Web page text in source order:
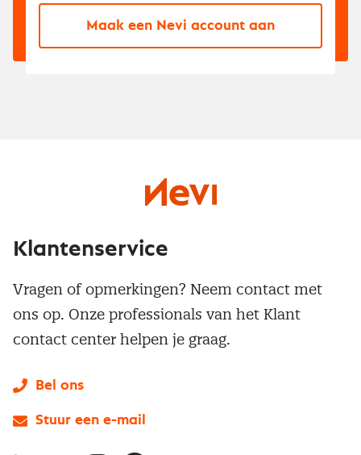
Maak een Nevi account aan
Klantenservice
Vragen of opmerkingen? Neem contact met
ons op. Onze professionals van het Klant
contact center helpen je graag.
Bel ons
Stuur een e-mail